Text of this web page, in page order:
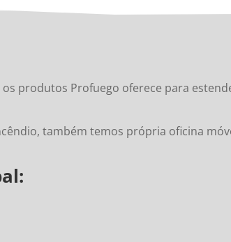
produtos Profuego oferece para
também temos própria oficina
: